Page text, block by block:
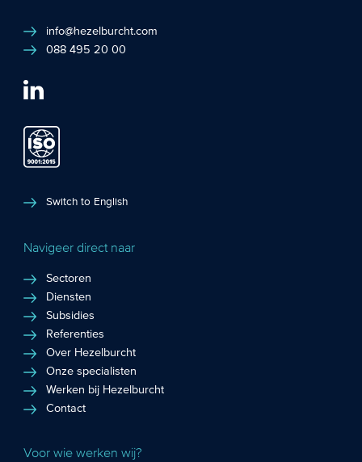
info@hezelburcht.com
088 495 20 00
Switch to English
Navigeer direct naar
Sectoren
Diensten
Subsidies
Referenties
Over Hezelburcht
Onze specialisten
Werken bij Hezelburcht
Contact
Voor wie werken wij?